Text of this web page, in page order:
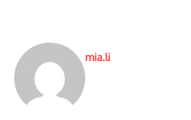
mia.li